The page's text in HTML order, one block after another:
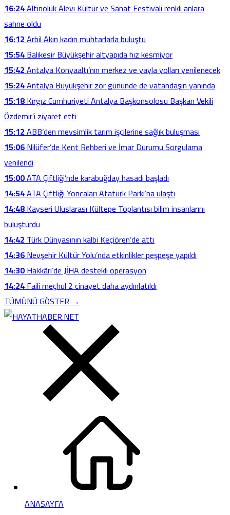
16:24Altınoluk Alevi Kültür ve Sanat Festivali renkli anlara
sahne oldu
16:12Arbil Akın kadın muhtarlarla buluştu
15:54Balıkesir Büyükşehir altyapıda hız kesmiyor
15:42Antalya Konyaaltı’nın merkez ve yayla yolları yenilenecek
15:24Antalya Büyükşehir zor gününde de vatandaşın yanında
15:18Kırgız Cumhuriyeti Antalya Başkonsolosu Başkan Vekili
Özdemir’i ziyaret etti
15:12ABB’den mevsimlik tarım işçilerine sağlık buluşması
15:06Nilüfer’de Kent Rehberi ve İmar Durumu Sorgulama
yenilendi
15:00ATA Çiftliği’nde karabuğday hasadı başladı
14:54ATA Çiftliği Yoncaları Atatürk Parkı’na ulaştı
14:48Kayseri Uluslarası Kültepe Toplantısı bilim insanlarını
buluşturdu
14:42Türk Dünyasının kalbi Keçiören’de attı
14:36Nevşehir Kültür Yolu’nda etkinlikler peşpeşe yapıldı
14:30Hakkâri’de JİHA destekli operasyon
14:24Faili meçhul 2 cinayet daha aydınlatıldı
TÜMÜNÜ GÖSTER →
ANASAYFA